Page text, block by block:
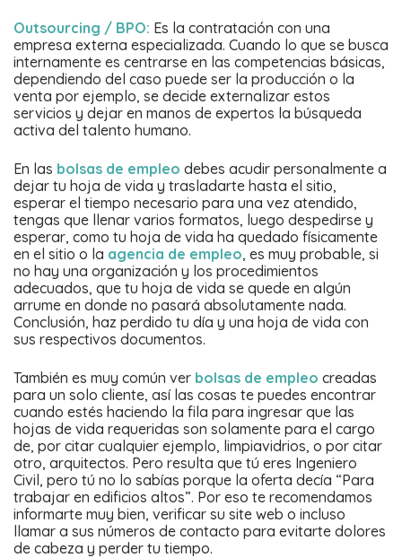
Outsourcing / BPO: Es la contratación con una
empresa externa especializada. Cuando lo que se busca
internamente es centrarse en las competencias básicas,
dependiendo del caso puede ser la producción o la
venta por ejemplo, se decide externalizar estos
servicios y dejar en manos de expertos la búsqueda
activa del talento humano.
En las bolsas de empleo debes acudir personalmente a
dejar tu hoja de vida y trasladarte hasta el sitio,
esperar el tiempo necesario para una vez atendido,
tengas que llenar varios formatos, luego despedirse y
esperar, como tu hoja de vida ha quedado físicamente
en el sitio o la agencia de empleo, es muy probable, si
no hay una organización y los procedimientos
adecuados, que tu hoja de vida se quede en algún
arrume en donde no pasará absolutamente nada.
Conclusión, haz perdido tu día y una hoja de vida con
sus respectivos documentos.
También es muy común ver bolsas de empleo creadas
para un solo cliente, así las cosas te puedes encontrar
cuando estés haciendo la fila para ingresar que las
hojas de vida requeridas son solamente para el cargo
de, por citar cualquier ejemplo, limpiavidrios, o por citar
otro, arquitectos. Pero resulta que tú eres Ingeniero
Civil, pero tú no lo sabías porque la oferta decía “Para
trabajar en edificios altos”. Por eso te recomendamos
informarte muy bien, verificar su site web o incluso
llamar a sus números de contacto para evitarte dolores
de cabeza y perder tu tiempo.